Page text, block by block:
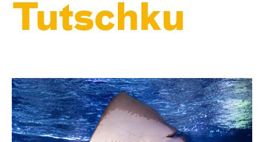
Tutschku